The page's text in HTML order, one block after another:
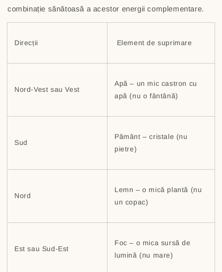
combinație sănătoasă a acestor energii complementare.
Direcții Element de suprimare
Nord-Vest sau Vest
Apă – un mic castron cu
apă (nu o fântână)
Sud
Pământ – cristale (nu
pietre)
Nord
Lemn – o mică plantă (nu
un copac)
Est sau Sud-Est
Foc – o mica sursă de
lumină (nu mare)